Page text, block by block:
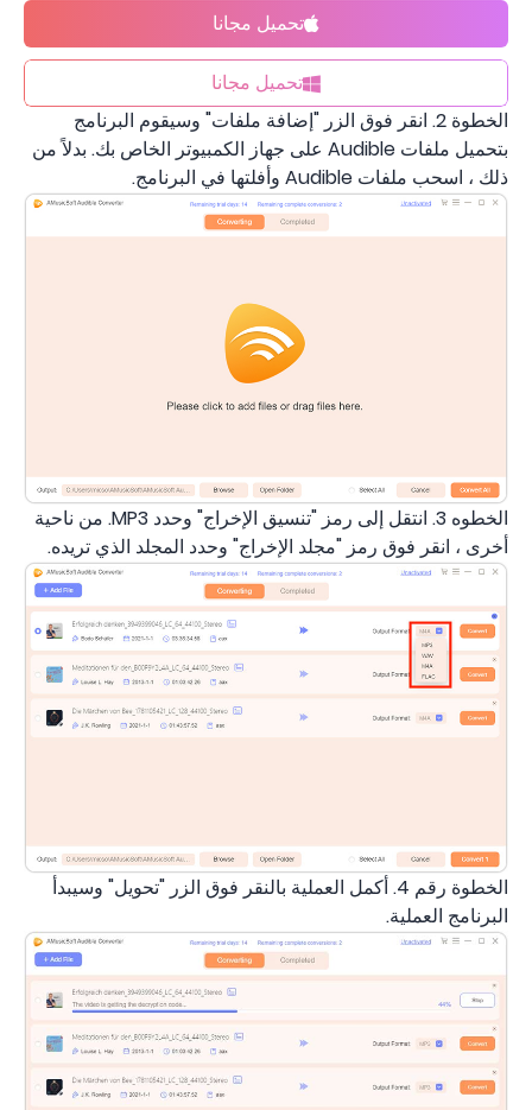
تحميل مجانا
تحميل مجانا
الخطوة 2. انقر فوق الزر "إضافة ملفات" وسيقوم البرنامج
بتحميل ملفات Audible على جهاز الكمبيوتر الخاص بك. بدلاً من
ذلك ، اسحب ملفات Audible وأفلتها في البرنامج.
الخطوه 3. انتقل إلى رمز "تنسيق الإخراج" وحدد MP3. من ناحية
أخرى ، انقر فوق رمز "مجلد الإخراج" وحدد المجلد الذي تريده.
الخطوة رقم 4. أكمل العملية بالنقر فوق الزر "تحويل" وسيبدأ
البرنامج العملية.